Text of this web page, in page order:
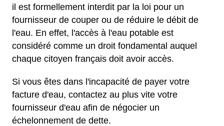
il est formellement interdit par la loi pour un
fournisseur de couper ou de réduire le débit de
l'eau. En effet, l'accès à l'eau potable est
considéré comme un droit fondamental auquel
chaque citoyen français doit avoir accès.
Si vous êtes dans l'incapacité de payer votre
facture d'eau, contactez au plus vite votre
fournisseur d'eau afin de négocier un
échelonnement de dette.